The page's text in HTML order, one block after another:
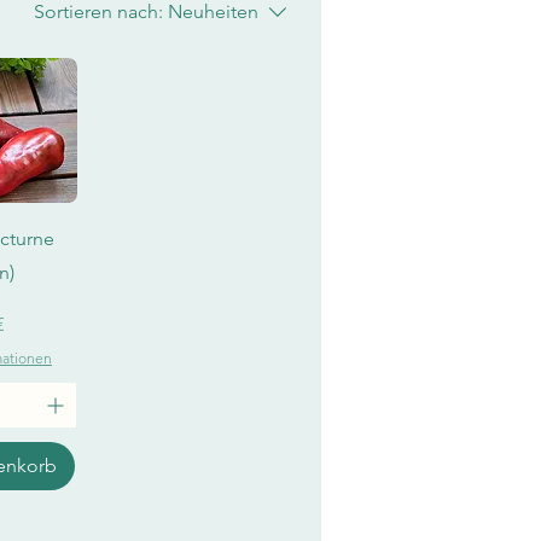
Sortieren nach: Neuheiten